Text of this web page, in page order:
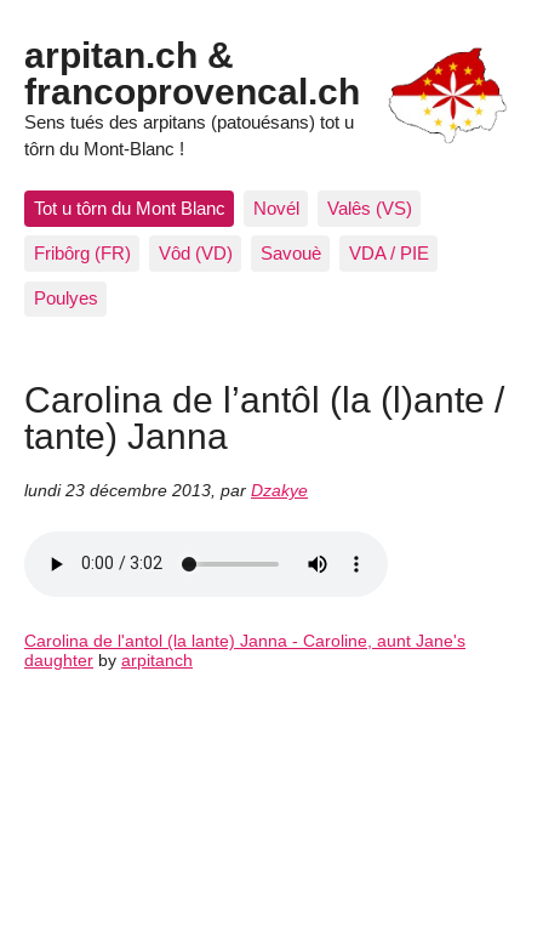
arpitan.ch &
francoprovencal.ch
Sens tués des arpitans (patouésans) tot u
tôrn du Mont-Blanc !
Tot u tôrn du Mont Blanc Novél Valês (VS)
Fribôrg (FR) Vôd (VD) Savouè VDA / PIE
Poulyes
Carolina de l’antôl (la (l)ante /
tante) Janna
lundi 23 décembre 2013 par Dzakye
Carolina de l'antol (la lante) Janna - Caroline, aunt Jane's
daughter by arpitanch